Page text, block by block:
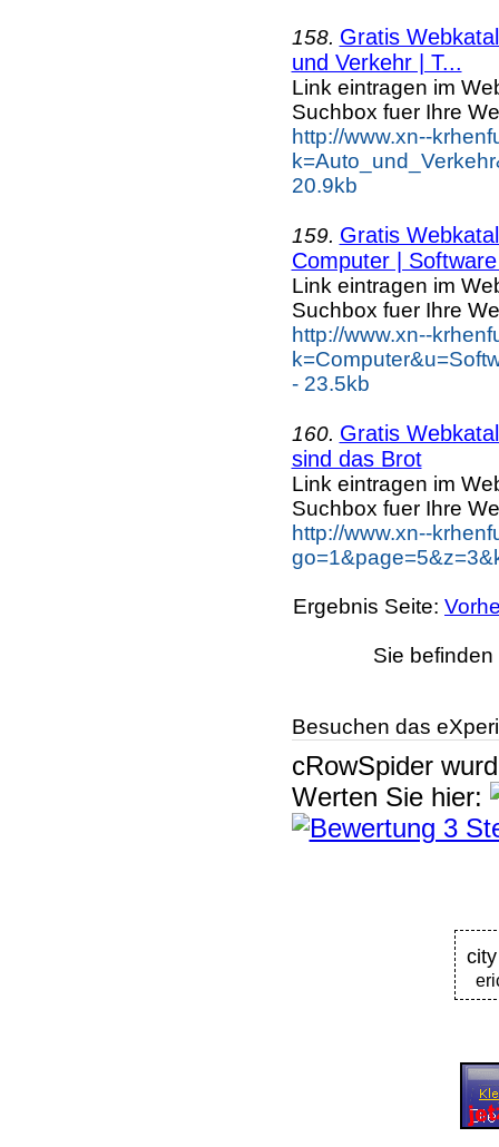
158. Gratis
und Verkehr | T...
Link eintragen im
Suchbox fuer Ihre
http://www.xn--
20.9kb
159. Gratis
Computer |
Link eintragen im
Suchbox fuer Ihre
http://www.xn--
- 23.5kb
160. Gratis
sind das Brot
Link eintragen im
Suchbox fuer Ihre
http://www.xn--
Ergebnis Seite:
Sie
Besuchen das
cRowSpider
Werten Sie hier:
city